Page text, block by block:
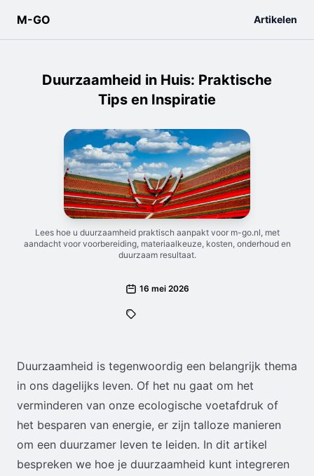
M-GO Artikelen
Duurzaamheid in Huis: Praktische
Tips en Inspiratie
Lees hoe u duurzaamheid praktisch aanpakt voor m-go.nl, met
aandacht voor voorbereiding, materiaalkeuze, kosten, onderhoud en
duurzaam resultaat.
16 mei 2026
Duurzaamheid is tegenwoordig een belangrijk thema
in ons dagelijks leven. Of het nu gaat om het
verminderen van onze ecologische voetafdruk of
het besparen van energie, er zijn talloze manieren
om een duurzamer leven te leiden. In dit artikel
bespreken we hoe je duurzaamheid kunt integreren